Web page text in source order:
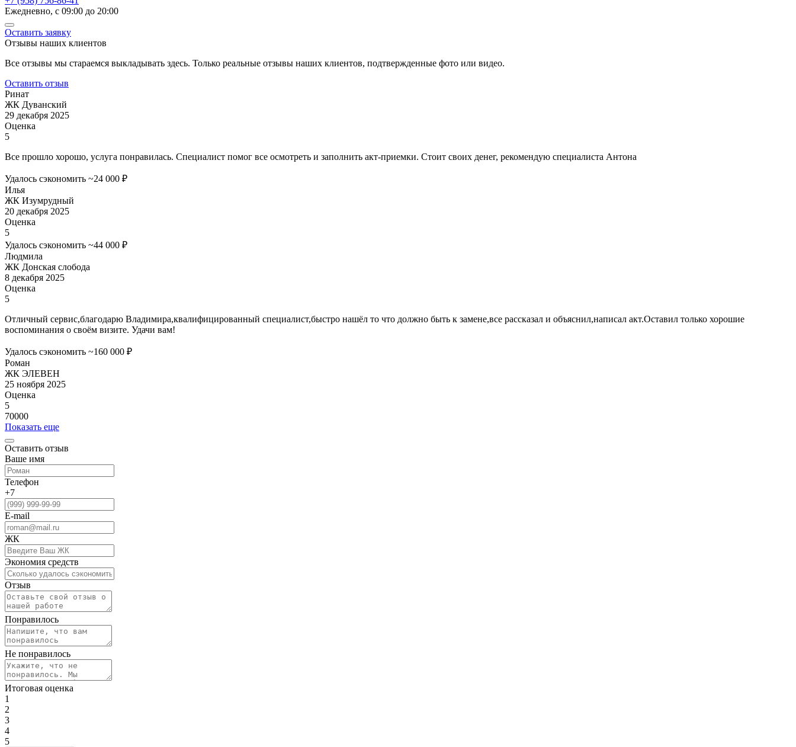
Ежедневно, с 09:00 до 20:00
Оставить заявку
Отзывы наших клиентов
Все отзывы мы стараемся выкладывать здесь. Только реальные отзывы наших клиентов, подтвержденные фото или видео.
Оставить отзыв
Ринат
ЖК Дуванский
29 декабря 2025
Оценка
5
Все прошло хорошо, услуга понравилась. Специалист помог все осмотреть и заполнить акт-приемки. Стоит своих денег, рекомендую специалиста Антона
Удалось сэкономить ~24 000 ₽
Илья
ЖК Изумрудный
20 декабря 2025
Оценка
5
Удалось сэкономить ~44 000 ₽
Людмила
ЖК Донская слобода
8 декабря 2025
Оценка
5
Отличный сервис,благодарю Владимира,квалифицированный специалист,быстро нашёл то что должно быть к замене,все рассказал и объяснил,написал акт.Оставил только хорошие
воспоминания о своём визите. Удачи вам!
Удалось сэкономить ~160 000 ₽
Роман
ЖК ЭЛЕВЕН
25 ноября 2025
Оценка
5
70000
Показать еще
Оставить отзыв
Ваше имя
Телефон
+7
E-mail
ЖК
Экономия средств
Отзыв
Понравилось
Не понравилось
Итоговая оценка
1
2
3
4
5